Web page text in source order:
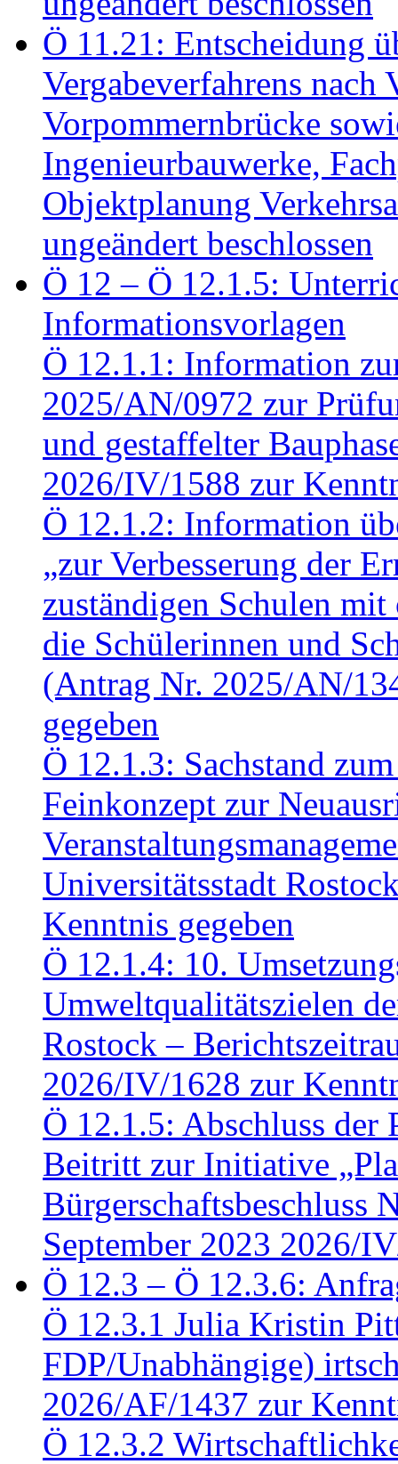
Ö 11.21: Entscheidung
Vergabeverfahrens
Vorpommernbrücke
Ingenieurbauwerke,
Objektplanung
ungeändert beschlossen
Ö 12 – Ö 12.1.5:
Informationsvorlagen
Ö 12.1.1: Information
2025/AN/0972 zur
und gestaffelter
2026/IV/1588 zur
Ö 12.1.2: Information
„zur Verbesserung der
zuständigen Schulen
die Schülerinnen und
(Antrag Nr. 2025/AN/
gegeben
Ö 12.1.3: Sachstand
Feinkonzept zur
Universitätsstadt
Kenntnis gegeben
Ö 12.1.4: 10.
Umweltqualitätszielen
Rostock –
2026/IV/1628 zur
Ö 12.1.5: Abschluss der
Beitritt zur Initiative
Bürgerschaftsbeschluss
September 2023 2026/
Ö 12.3 – Ö 12.3.6:
Ö 12.3.1 Julia Kristin
FDP/Unabhängige)
2026/AF/1437 zur
Ö 12.3.2